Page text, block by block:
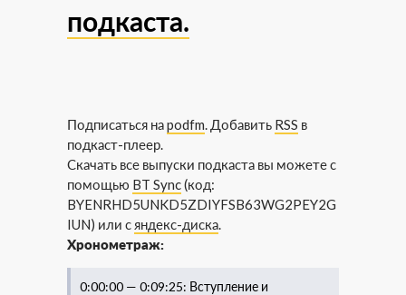
подкаста.
Подписаться наpodfm. Добавить RSS в
подкаст-плеер.
Скачать все выпуски подкаста вы можете с
помощью BT Sync(код:
BYENRHD5UNKD5ZDIYFSB63WG2PEY2G
IUN) или с яндекс-диска.
Хронометраж:
0:00:00 — 0:09:25: Вступление и